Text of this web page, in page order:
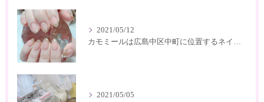
2021/05/12
カモミールは広島中区中町に位置するネイルサロン
2021/05/05